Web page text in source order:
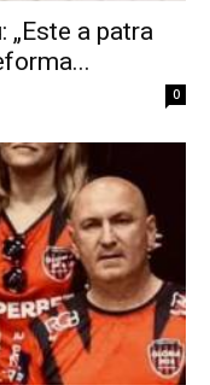
a patra
0